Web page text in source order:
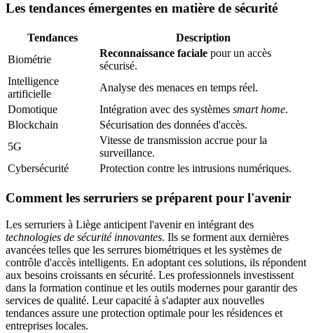
Les tendances émergentes en matière de sécurité
Tendances
Description
Biométrie
Reconnaissance faciale pour un accès
sécurisé.
Intelligence
artificielle
Analyse des menaces en temps réel.
Domotique
Intégration avec des systèmes smart home.
Blockchain
Sécurisation des données d'accès.
5G
Vitesse de transmission accrue pour la
surveillance.
Cybersécurité
Protection contre les intrusions numériques.
Comment les serruriers se préparent pour l'avenir
Les serruriers à Liège anticipent l'avenir en intégrant des
technologies de sécurité innovantes. Ils se forment aux dernières
avancées telles que les serrures biométriques et les systèmes de
contrôle d'accès intelligents. En adoptant ces solutions, ils répondent
aux besoins croissants en sécurité. Les professionnels investissent
dans la formation continue et les outils modernes pour garantir des
services de qualité. Leur capacité à s'adapter aux nouvelles
tendances assure une protection optimale pour les résidences et
entreprises locales.